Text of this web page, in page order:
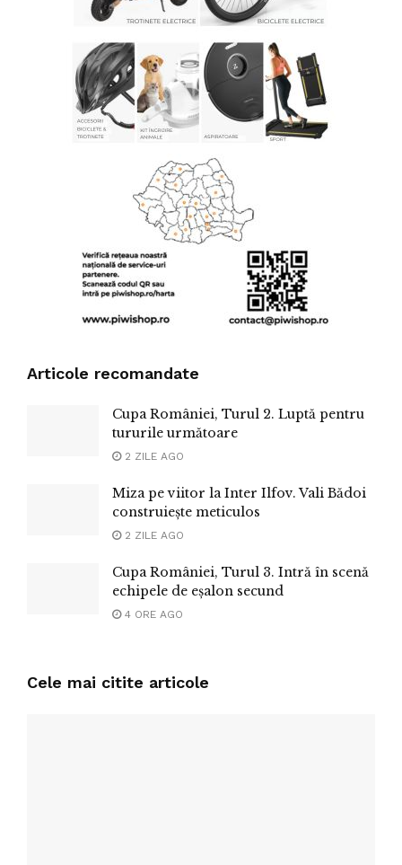
Articole recomandate
Cupa României, Turul 2. Luptă pentru
tururile următoare
2 ZILE AGO
Miza pe viitor la Inter Ilfov. Vali Bădoi
construiește meticulos
2 ZILE AGO
Cupa României, Turul 3. Intră în scenă
echipele de eșalon secund
4 ORE AGO
Cele mai citite articole